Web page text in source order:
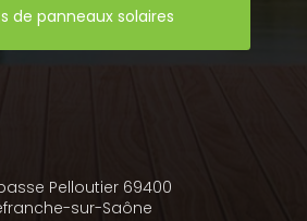
de panneaux solaires
Pelloutier 69400
sur-Saône